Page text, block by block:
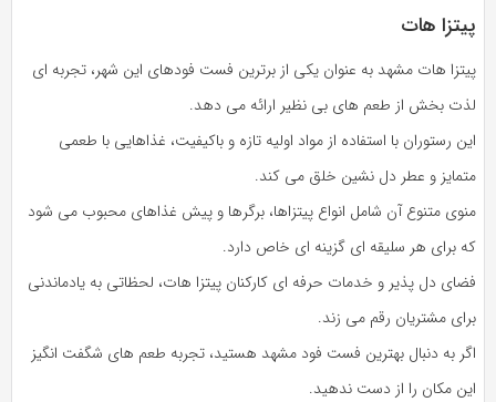
پیتزا هات
پیتزا هات مشهد به عنوان یکی از برترین فست فودهای این شهر، تجربه‌ ای
لذت‌ بخش از طعم‌ های بی‌ نظیر ارائه می‌ دهد.
این رستوران با استفاده از مواد اولیه تازه و باکیفیت، غذاهایی با طعمی
متمایز و عطر دل‌ نشین خلق می‌ کند.
منوی متنوع آن شامل انواع پیتزاها، برگرها و پیش‌ غذاهای محبوب می‌ شود
که برای هر سلیقه‌ ای گزینه‌ ای خاص دارد.
فضای دل‌ پذیر و خدمات حرفه‌ ای کارکنان پیتزا هات، لحظاتی به‌ یادماندنی
برای مشتریان رقم می‌ زند.
اگر به دنبال بهترین فست فود مشهد هستید، تجربه طعم‌ های شگفت‌ انگیز
این مکان را از دست ندهید.